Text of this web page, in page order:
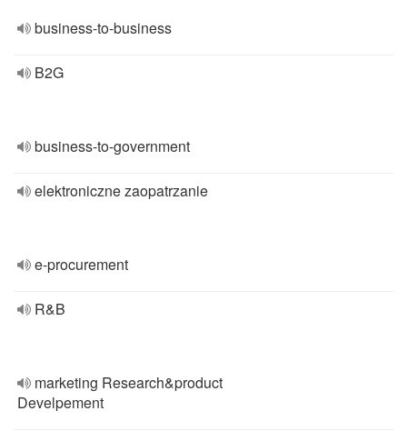
business-to-business
B2G
business-to-government
elektroniczne zaopatrzanie
e-procurement
R&B
marketing Research&product
Develpement